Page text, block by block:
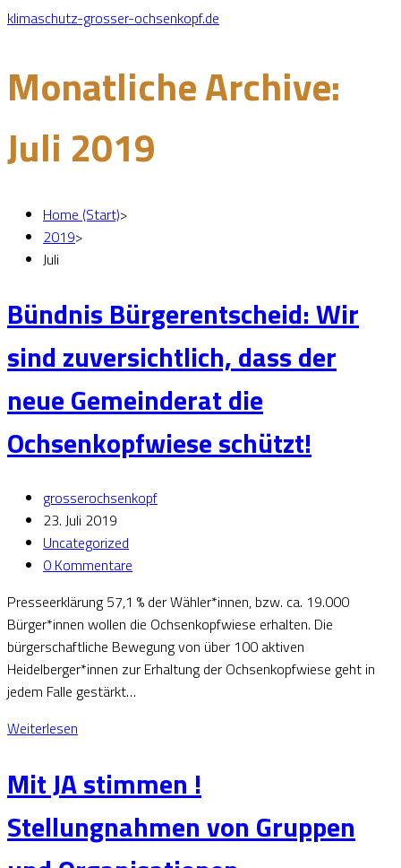
klimaschutz-grosser-ochsenkopf.de
Monatliche Archive:
Juli 2019
Home (Start)>
2019>
Juli
Bündnis Bürgerentscheid: Wir
sind zuversichtlich, dass der
neue Gemeinderat die
Ochsenkopfwiese schützt!
grosserochsenkopf
23. Juli 2019
Uncategorized
0 Kommentare
Presseerklärung 57,1 % der Wähler*innen, bzw. ca. 19.000
Bürger*innen wollen die Ochsenkopfwiese erhalten. Die
bürgerschaftliche Bewegung von über 100 aktiven
Heidelberger*innen zur Erhaltung der Ochsenkopfwiese geht in
jedem Falle gestärkt…
Weiterlesen
Mit JA stimmen !
Stellungnahmen von Gruppen